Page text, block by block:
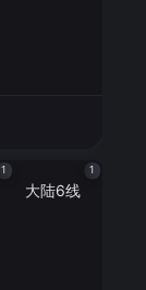
1
大陆6线
1